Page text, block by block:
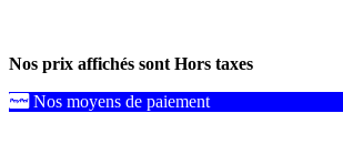
Nos prix affichés sont Hors taxes
Nos moyens de paiement